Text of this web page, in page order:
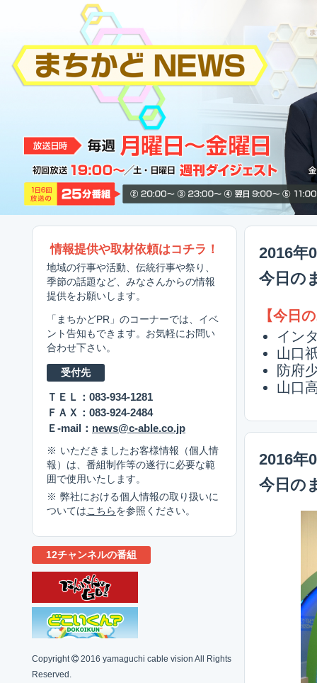
2016年
今日の
【今日
イン
山口
防府
山口
2016年
今日の
情報提供や取材依頼はコチラ！
地域の行事や活動、伝統行事や祭り、
季節の話題など、みなさんからの情報
提供をお願いします。
「まちかどPR」のコーナーでは、イベ
ント告知もできます。お気軽にお問い
合わせ下さい。
受付先
ＴＥＬ：083-934-1281
ＦＡＸ：083-924-2484
Ｅ-mail： news@c-able.co.jp
いただきましたお客様情報（個人情
報）は、番組制作等の遂行に必要な範
囲で使用いたします。
弊社における個人情報の取り扱いに
ついては こちら を参照ください。
12チャンネルの番組
Copyright
2016 yamaguchi cable vision All Rights
Reserved.